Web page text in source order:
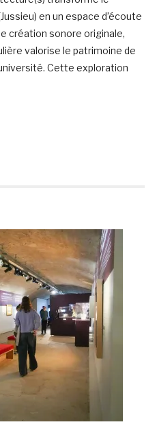
en un espace d’écoute
création sonore originale,
valorise le patrimoine de
Cette exploration